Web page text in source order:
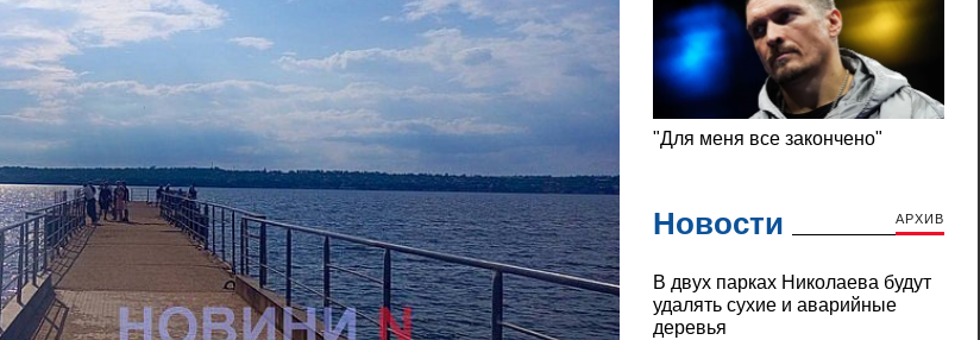
Новости АРХИВ
В двух парках Николаева будут
удалять сухие и аварийные
деревья